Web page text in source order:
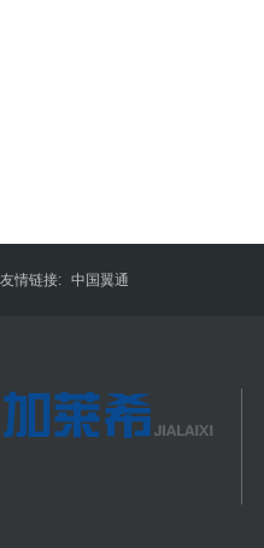
友情链接: 中国翼通